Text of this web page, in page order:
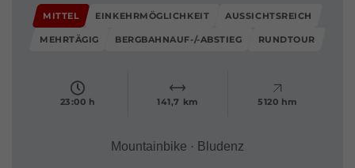
MITTEL EINKEHRMÖGLICHKEIT AUSSICHTSREICH
MEHRTÄGIG BERGBAHNAUF-/-ABSTIEG RUNDTOUR
23:00 h 141,7 km 5120 hm
Mountainbike · Bludenz